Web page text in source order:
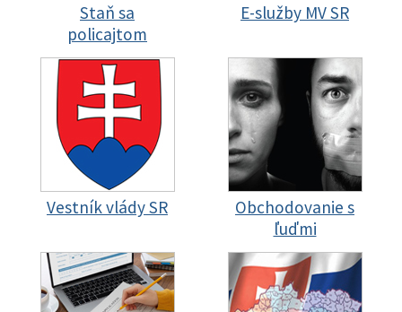
Staň sa
policajtom
E-služby MV SR
Vestník vlády SR
Obchodovanie s
ľuďmi